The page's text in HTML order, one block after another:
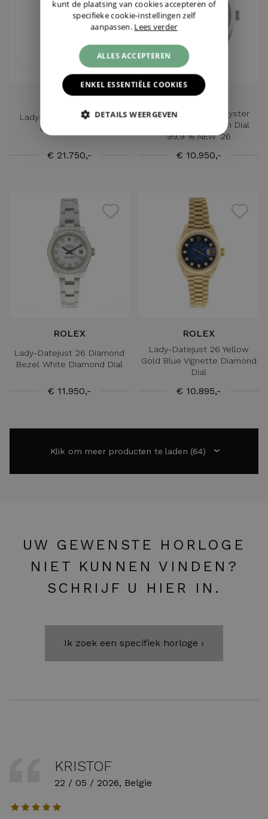
ROLEX
Lady-Datejust 26 Yellow
Gold Pave Dial
€ 21.750,-
ROLEX
Datejust 41 Steel Oyster
Azzurro Blue Roman Dial
99,9 % NEW '26
€ 10.950,-
ROLEX
Lady-Datejust 26 Diamond
Bezel White Diamond Dial
€ 11.950,-
ROLEX
Lady-Datejust 26 Yellow
Gold Blue Vignette Diamond
Dial
€ 10.895,-
Klik om meer producten te laden (64) ›
UW GEWENSTE HORLOGE
NIET KUNNEN VINDEN?
SCHRIJF U HIER IN.
Ik zoek een specifiek horloge ›
KRISTOF
22 / 05 / 2026, Belgie
kunt de plaatsing van cookies accepteren of
specifieke cookie-instellingen zelf
aanpassen. Lees verder
ALLES ACCEPTEREN
ENKEL ESSENTIËLE COOKIES
DETAILS WEERGEVEN